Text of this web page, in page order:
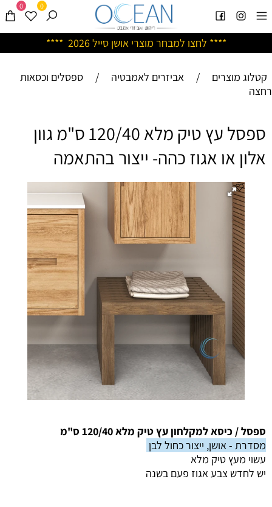
**** לחצו למבחר מוצרי אושן סייל 2026 ****
0 0
קטלוג מוצרים / אביזרים לאמבטיה /
ספסלים וכסאות
רחצה
ספסל עץ טיק מלא 120/40 ס"מ גוון
אלון או אגוז כהה- ייצור בהתאמה
ספסל / כיסא למקלחון עץ טיק מלא 120/40 ס"מ
מסדרת - אושן, ייצור כחול לבן
עשוי מעץ טיק מלא
יש לחדש צבע אגוז פעם בשנה